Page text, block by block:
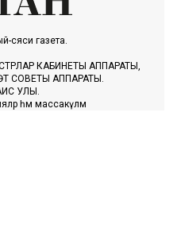
сәяси газета.
КАБИНЕТЫ АППАРАТЫ,
СОВЕТЫ АППАРАТЫ.
УЛЫ.
һәм массакүләм